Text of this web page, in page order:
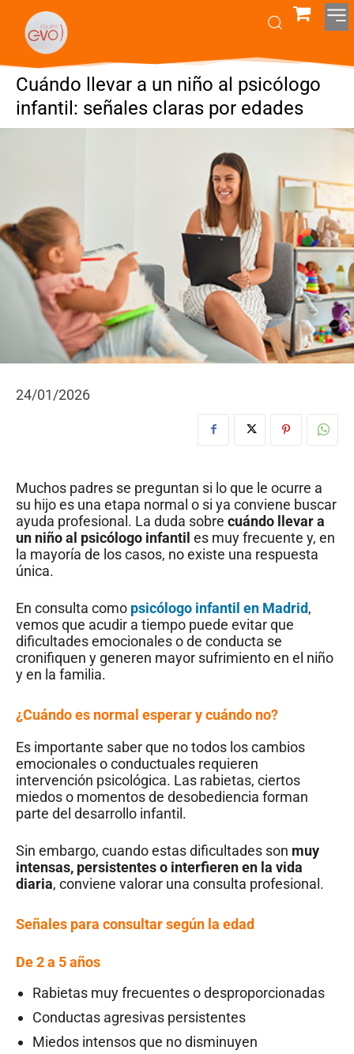
Cuándo llevar a un niño al psicólogo
infantil: señales claras por edades
24/01/2026
Muchos padres se preguntan si lo que le ocurre a
su hijo es una etapa normal o si ya conviene buscar
ayuda profesional. La duda sobre cuándo llevar a
un niño al psicólogo infantil es muy frecuente y, en
la mayoría de los casos, no existe una respuesta
única.
En consulta como psicólogo infantil en Madrid,
vemos que acudir a tiempo puede evitar que
dificultades emocionales o de conducta se
cronifiquen y generen mayor sufrimiento en el niño
y en la familia.
¿Cuándo es normal esperar y cuándo no?
Es importante saber que no todos los cambios
emocionales o conductuales requieren
intervención psicológica. Las rabietas, ciertos
miedos o momentos de desobediencia forman
parte del desarrollo infantil.
Sin embargo, cuando estas dificultades son muy
intensas, persistentes o interfieren en la vida
diaria, conviene valorar una consulta profesional.
Señales para consultar según la edad
De 2 a 5 años
Rabietas muy frecuentes o desproporcionadas
Conductas agresivas persistentes
Miedos intensos que no disminuyen